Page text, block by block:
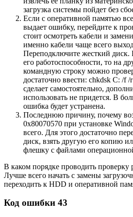
загрузка системы пойдет без
Если с оперативной памятью
выдает ошибку, перейдите к
стоит осмотреть кабели и
именно кабели чаще всего
Переподключите жесткий диск.
его работоспособности, то на
командную строку можно
достаточно ввести: chkdsk C: /f /
сделает самостоятельно,
использовать не придется. В
ошибка будет устранена.
Последнюю причину, почему
0x80070570 при установке
всего. Для этого достаточно
диск, взять другую его копию
флешку с файлами
В каком порядке проводить проверку
Лучше всего начать с замены
переходить к HDD и оперативной
Код ошибки 43